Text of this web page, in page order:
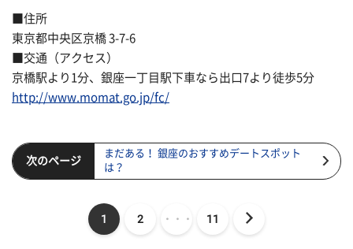
■住所
東京都中央区京橋 3-7-6
■交通（アクセス）
京橋駅より1分、銀座一丁目駅下車なら出口7より徒歩5分
http://www.momat.go.jp/fc/
次のページ
まだある！ 銀座のおすすめデートスポット
は？
1 2 ・・・ 11